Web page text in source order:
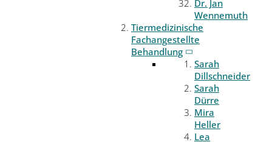
Dr. Jan
Wennemuth
Tiermedizinische
Fachangestellte
Behandlung
Sarah
Dillschneider
Sarah
Dürre
Mira
Heller
Lea